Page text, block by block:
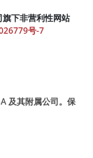
下非营利性网站
号-7
及其附属公司。保